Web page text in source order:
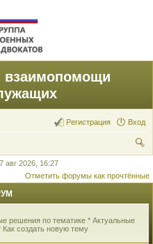
взаимопомощи
Вход
Регистрация
ск
авг 2026, 16:27
Отметить форумы как прочтённые
решения по тематике * Актуальные
создать новую тему